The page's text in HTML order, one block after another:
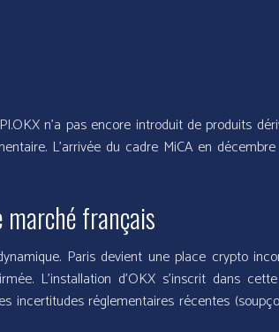
n’a pas encore introduit de produits
L’arrivée du cadre MiCA en
français
Paris devient une place crypto
L’installation d’OKX s’inscrit dans
incertitudes réglementaires récentes